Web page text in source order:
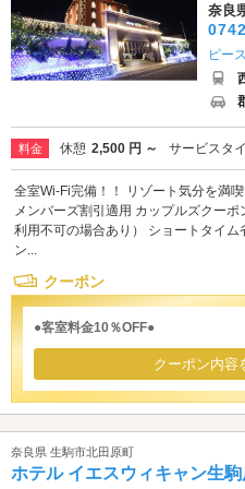
奈良
ピー
料金 休憩 2,500 円 ～ サービスタ
全室Wi-Fi完備！！ リゾート気分を満
メンバーズ割引適用 カップルズクー
利用不可の場合あり） ショートタイ
ン...
クーポン
●客室料金10％OFF●
クーポン内容
奈良県 生駒市北田原町
ホテル イエスウィキャン生駒